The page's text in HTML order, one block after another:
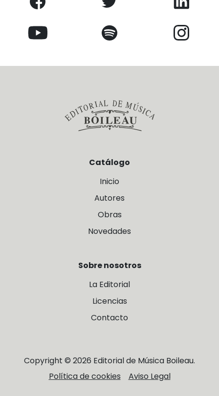
Catálogo
Inicio
Autores
Obras
Novedades
Sobre nosotros
La Editorial
Licencias
Contacto
Copyright © 2026 Editorial de Música Boileau.
Política de cookies
Aviso Legal